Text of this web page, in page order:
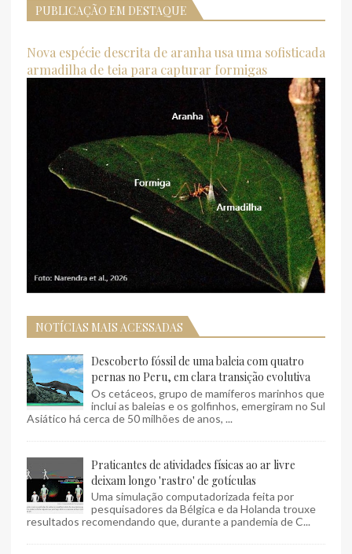
PUBLICAÇÃO EM DESTAQUE
Nova espécie descrita de aranha usa uma sofisticada
armadilha de teia para capturar formigas
NOTÍCIAS MAIS ACESSADAS
Descoberto fóssil de uma baleia com quatro
pernas no Peru, em clara transição evolutiva
Os cetáceos, grupo de mamíferos marinhos que
inclui as baleias e os golfinhos, emergiram no Sul
Asiático há cerca de 50 milhões de anos, ...
Praticantes de atividades físicas ao ar livre
deixam longo 'rastro' de gotículas
Uma simulação computadorizada feita por
pesquisadores da Bélgica e da Holanda trouxe
resultados recomendando que, durante a pandemia de C...